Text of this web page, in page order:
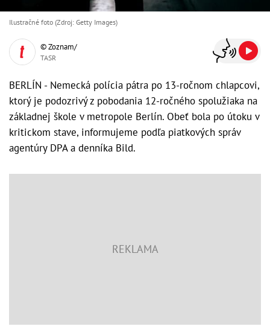
Ilustračné foto (Zdroj: Getty Images)
© Zoznam/
TASR
BERLÍN - Nemecká polícia pátra po 13-ročnom chlapcovi,
ktorý je podozrivý z pobodania 12-ročného spolužiaka na
základnej škole v metropole Berlín. Obeť bola po útoku v
kritickom stave, informujeme podľa piatkových správ
agentúry DPA a denníka Bild.